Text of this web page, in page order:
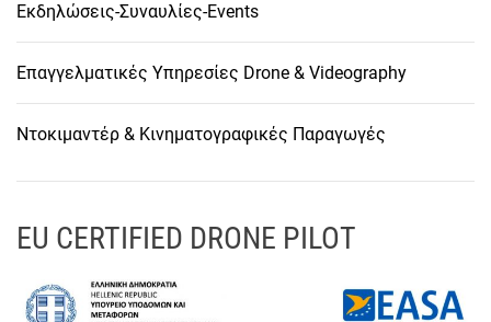
Εκδηλώσεις-Συναυλίες-Events
Επαγγελματικές Υπηρεσίες Drone & Videography
Ντοκιμαντέρ & Κινηματογραφικές Παραγωγές
EU CERTIFIED DRONE PILOT